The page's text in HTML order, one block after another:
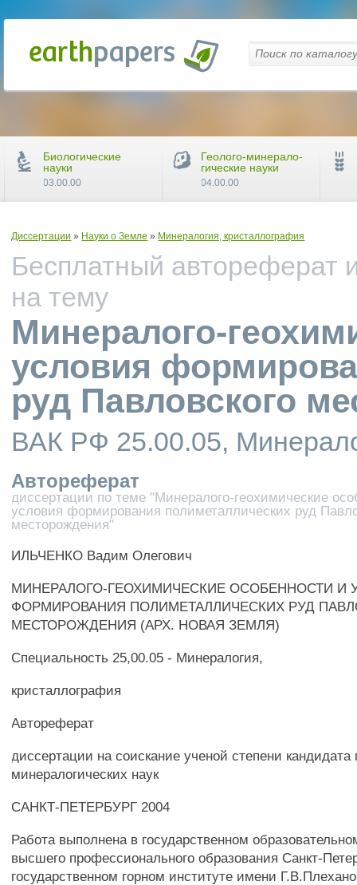
Диссертации » Науки о Земле » Минералогия, кристаллография
Бесплатный автореферат
на тему
Минералого-
условия
руд Павловского
ВАК РФ 25.00.05,
Автореферат
диссертации по теме "Минералого-геохимические
условия формирования полиметаллических руд
месторождения"
ИЛЬЧЕНКО Вадим Олегович
МИНЕРАЛОГО-ГЕОХИМИЧЕСКИЕ ОСОБЕННОСТИ И
ФОРМИРОВАНИЯ ПОЛИМЕТАЛЛИЧЕСКИХ РУД
МЕСТОРОЖДЕНИЯ (АРХ. НОВАЯ ЗЕМЛЯ)
Специальность 25,00.05 - Минералогия,
кристаллография
Автореферат
диссертации на соискание ученой степени кандидата
минералогических наук
САНКТ-ПЕТЕРБУРГ 2004
Работа выполнена в государственном
высшего профессионального образования Санкт-
государственном горном институте имени
Биологические
науки
03.00.00
Геолого-минерало-
гические науки
04.00.00